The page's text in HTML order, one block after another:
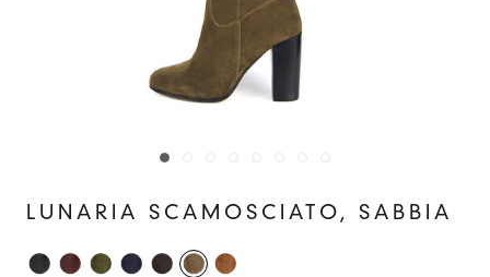
LUNARIA SCAMOSCIATO, SABBIA